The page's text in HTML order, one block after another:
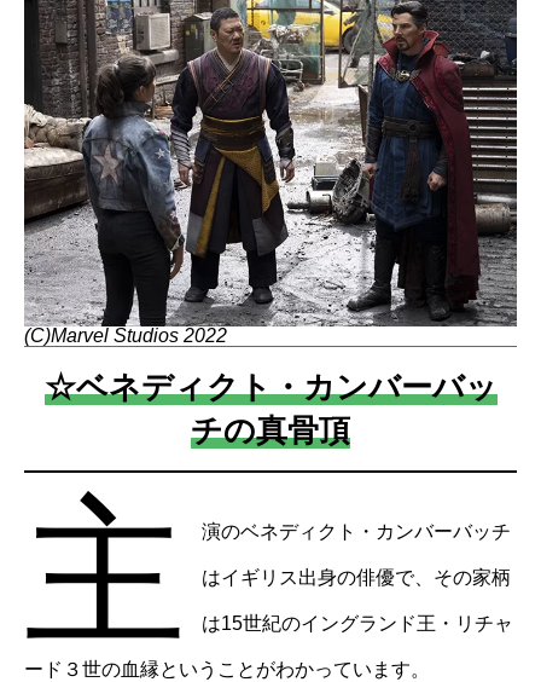
(C)Marvel Studios 2022
☆ベネディクト・カンバーバッ
チの真骨頂
主 演のベネディクト・カンバーバッチ
はイギリス出身の俳優で、その家柄
は15世紀のイングランド王・リチャ
ード３世の血縁ということがわかっています。